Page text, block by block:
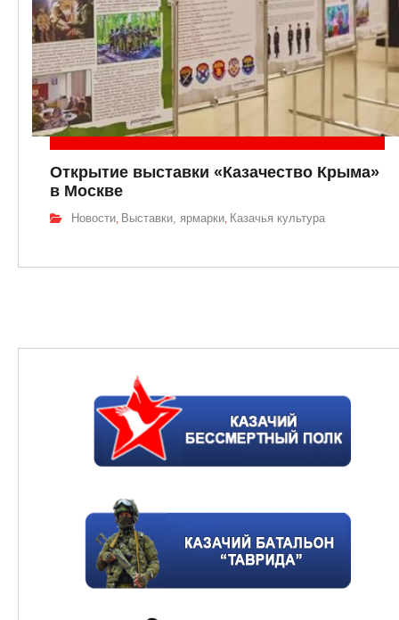
Открытие выставки «Казачество Крыма»
в Москве
Новости, Выставки, ярмарки, Казачья культура